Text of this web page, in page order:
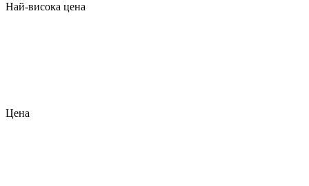
Най-висока цена
Цена